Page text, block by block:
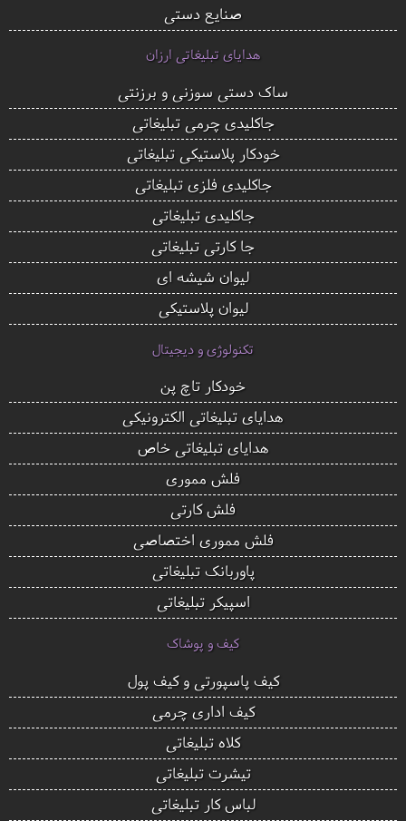
صنایع دستی
هدایای تبلیغاتی ارزان
ساک دستی سوزنی و برزنتی
جاکلیدی چرمی تبلیغاتی
خودکار پلاستیکی تبلیغاتی
جاکلیدی فلزی تبلیغاتی
جاکلیدی تبلیغاتی
جا کارتی تبلیغاتی
لیوان شیشه ای
لیوان پلاستیکی
تکنولوژی و دیجیتال
خودکار تاچ پن
هدایای تبلیغاتی الکترونیکی
هدایای تبلیغاتی خاص
فلش مموری
فلش کارتی
فلش مموری اختصاصی
پاوربانک تبلیغاتی
اسپیکر تبلیغاتی
کیف و پوشاک
کیف پاسپورتی و کیف پول
کیف اداری چرمی
کلاه تبلیغاتی
تیشرت تبلیغاتی
لباس کار تبلیغاتی